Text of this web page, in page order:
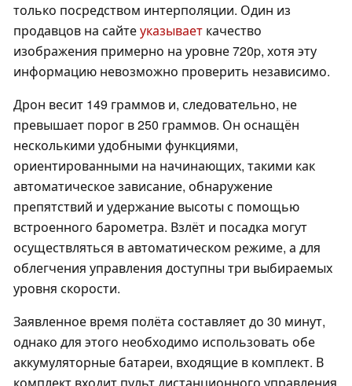
только посредством интерполяции. Один из
продавцов на сайтеуказывает качество
изображения примерно на уровне 720p, хотя эту
информацию невозможно проверить независимо.
Дрон весит 149 граммов и, следовательно, не
превышает порог в 250 граммов. Он оснащён
несколькими удобными функциями,
ориентированными на начинающих, такими как
автоматическое зависание, обнаружение
препятствий и удержание высоты с помощью
встроенного барометра. Взлёт и посадка могут
осуществляться в автоматическом режиме, а для
облегчения управления доступны три выбираемых
уровня скорости.
Заявленное время полёта составляет до 30 минут,
однако для этого необходимо использовать обе
аккумуляторные батареи, входящие в комплект. В